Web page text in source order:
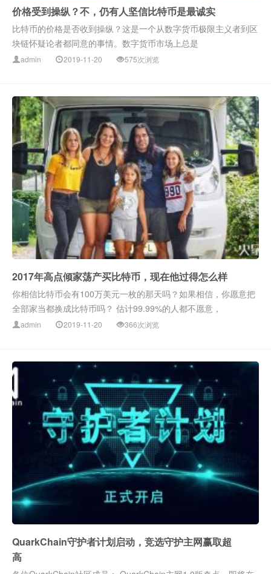
价格受到操纵？不，仍有人坚信比特币是最诚实
比特币的价格是否收到操纵？这是一个从数字货币极限主义者到区
块链怀疑论者都同意的事情。数字货币市场上总是
admin 2019-11-20 575次浏览
2017年高点倾家荡产买比特币，现在他过得怎么样
你相信比特币会有100万美元一枚的那天吗？如果相信，你愿意把
全部家当都换成比特币吗？ 估计99.99%的人都不愿意，
admin 2019-11-20 366次浏览
QuarkChain守护者计划启动，竞选守护主网赢取超
高